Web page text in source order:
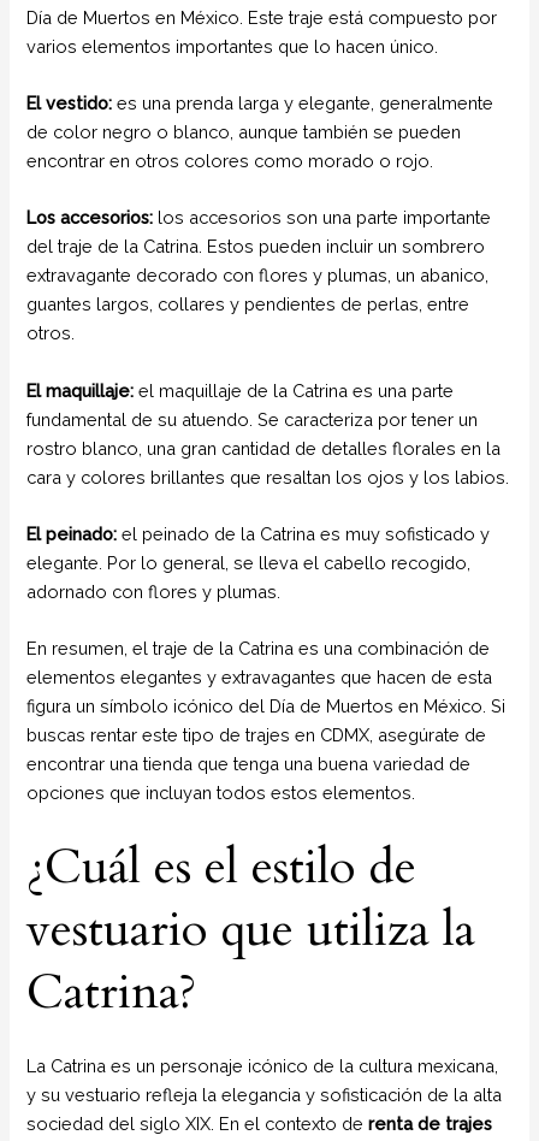
Día de Muertos en México. Este traje está compuesto por
varios elementos importantes que lo hacen único.
El vestido: es una prenda larga y elegante, generalmente
de color negro o blanco, aunque también se pueden
encontrar en otros colores como morado o rojo.
Los accesorios: los accesorios son una parte importante
del traje de la Catrina. Estos pueden incluir un sombrero
extravagante decorado con flores y plumas, un abanico,
guantes largos, collares y pendientes de perlas, entre
otros.
El maquillaje: el maquillaje de la Catrina es una parte
fundamental de su atuendo. Se caracteriza por tener un
rostro blanco, una gran cantidad de detalles florales en la
cara y colores brillantes que resaltan los ojos y los labios.
El peinado: el peinado de la Catrina es muy sofisticado y
elegante. Por lo general, se lleva el cabello recogido,
adornado con flores y plumas.
En resumen, el traje de la Catrina es una combinación de
elementos elegantes y extravagantes que hacen de esta
figura un símbolo icónico del Día de Muertos en México. Si
buscas rentar este tipo de trajes en CDMX, asegúrate de
encontrar una tienda que tenga una buena variedad de
opciones que incluyan todos estos elementos.
¿Cuál es el estilo de
vestuario que utiliza la
Catrina?
La Catrina es un personaje icónico de la cultura mexicana,
y su vestuario refleja la elegancia y sofisticación de la alta
sociedad del siglo XIX. En el contexto derenta de trajes